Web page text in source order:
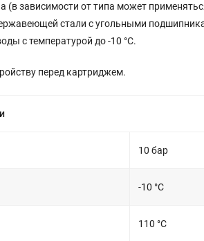
(в зависимости от типа может
стали с угольными
с температурой до -10 °C.
перед картриджем.
10 бар
-10 °C
110 °C